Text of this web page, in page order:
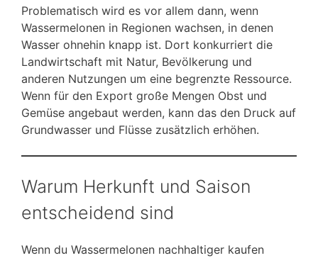
Problematisch wird es vor allem dann, wenn
Wassermelonen in Regionen wachsen, in denen
Wasser ohnehin knapp ist. Dort konkurriert die
Landwirtschaft mit Natur, Bevölkerung und
anderen Nutzungen um eine begrenzte Ressource.
Wenn für den Export große Mengen Obst und
Gemüse angebaut werden, kann das den Druck auf
Grundwasser und Flüsse zusätzlich erhöhen.
Warum Herkunft und Saison
entscheidend sind
Wenn du Wassermelonen nachhaltiger kaufen